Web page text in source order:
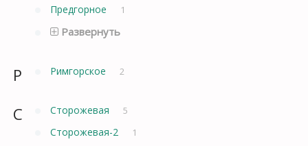
Предгорное 1
Развернуть
Р Римгорское 2
С Сторожевая 5
Сторожевая-2 1